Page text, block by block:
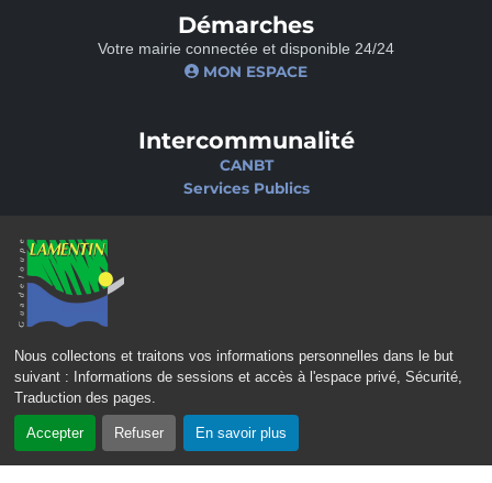
Nous collectons et traitons vos informations personnelles dans le but
suivant :
Informations de sessions et accès à l'espace privé, Sécurité,
Traduction des pages
Accepter Refuser En savoir plus
Démarches
Votre mairie connectée et disponible 24/24
MON ESPACE
Intercommunalité
CANBT
Services Publics
Ciné-Théâtre
CONTACT
MENTIONS LÉGALES